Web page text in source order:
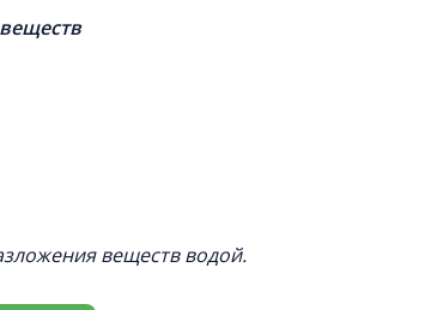
веществ водой.